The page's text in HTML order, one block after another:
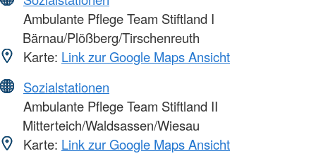
Ambulante Pflege Team Stiftland I
Bärnau/Plößberg/Tirschenreuth
Karte: Link zur Google Maps Ansicht
Sozialstationen
Ambulante Pflege Team Stiftland II
Mitterteich/Waldsassen/Wiesau
Karte: Link zur Google Maps Ansicht